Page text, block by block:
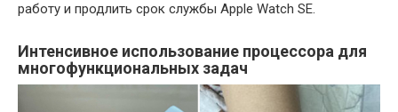
работу и продлить срок службы Apple Watch SE.
Интенсивное использование процессора для
многофункциональных задач